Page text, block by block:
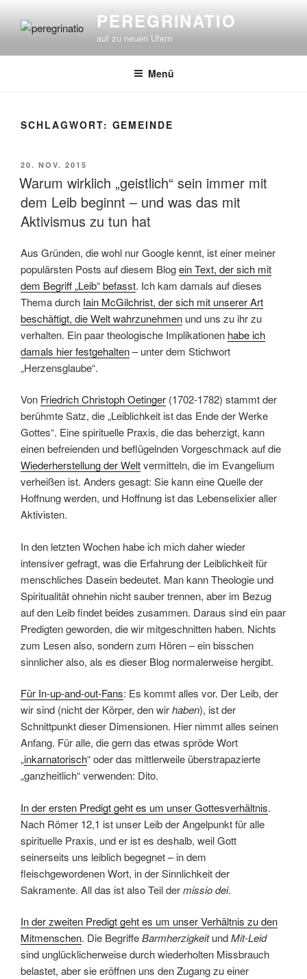
Inhalt
PEREGRINATIO
auf zu neuen Ufern
Menü
SCHLAGWORT: GEMEINDE
VERÖFFENTLICHT
AM
20. NOV. 2015
Warum wirklich „geistlich“ sein immer mit
dem Leib beginnt – und was das mit
Aktivismus zu tun hat
Aus Gründen, die wohl nur Google kennt, ist einer meiner
populärsten Posts auf diesem Blogein Text, der sich mit
dem Begriff „Leib“ befasst. Ich kam damals auf dieses
Thema durch Iain McGilchrist, der sich mit unserer Art
beschäftigt, die Welt wahrzunehmen und uns zu ihr zu
verhalten. Ein paar theologische Implikationen habe ich
damals hier festgehalten– unter dem Stichwort
„Herzensglaube“.
Von Friedrich Christoph Oetinger (1702-1782) stammt der
berühmte Satz, die „Leiblichkeit ist das Ende der Werke
Gottes“. Eine spirituelle Praxis, die das beherzigt, kann
einen befreienden und beflügelnden Vorgeschmack auf die
Wiederherstellung der Weltvermitteln, die im Evangelium
verheißen ist. Anders gesagt: Sie kann eine Quelle der
Hoffnung werden, und Hoffnung ist das Lebenselixier aller
Aktivisten.
In den letzten Wochen habe ich mich daher wieder
intensiver gefragt, was die Erfahrung der Leiblichkeit für
menschliches Dasein bedeutet. Man kann Theologie und
Spiritualität ohnehin nicht sauber trennen, aber im Bezug
auf den Leib findet beides zusammen. Daraus sind ein paar
Predigten geworden, die wir mitgeschnitten haben. Nichts
zum Lesen also, sondern zum Hören – ein bisschen
sinnlicher also, als es dieser Blog normalerweise hergibt.
Für In-up-and-out-Fans: Es kommt alles vor. Der Leib, der
wir sind (nicht der Körper, den wirhaben), ist der
Schnittpunkt dieser Dimensionen. Hier nimmt alles seinen
Anfang. Für alle, die gern das etwas spröde Wort
„inkarnatorisch“ oder das mittlerweile überstrapazierte
„ganzheitlich“ verwenden: Dito.
In der ersten Predigt geht es um unser Gottesverhältnis.
Nach Römer 12,1 ist unser Leib der Angelpunkt für alle
spirituelle Praxis, und er ist es deshalb, weil Gott
seinerseits uns leiblich begegnet – in dem
fleischgewordenen Wort, in der Sinnlichkeit der
Sakramente. All das ist also Teil dermissio dei.
In der zweiten Predigt geht es um unser Verhältnis zu den
Mitmenschen. Die BegriffeBarmherzigkeitundMit-Leid
sind unglücklicherweise durch wiederholten Missbrauch
belastet, aber sie eröffnen uns den Zugang zu einer